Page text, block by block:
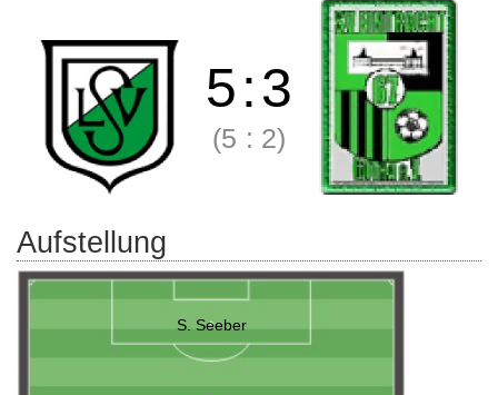
5:3
(5 : 2)
Aufstellung
S. Seeber